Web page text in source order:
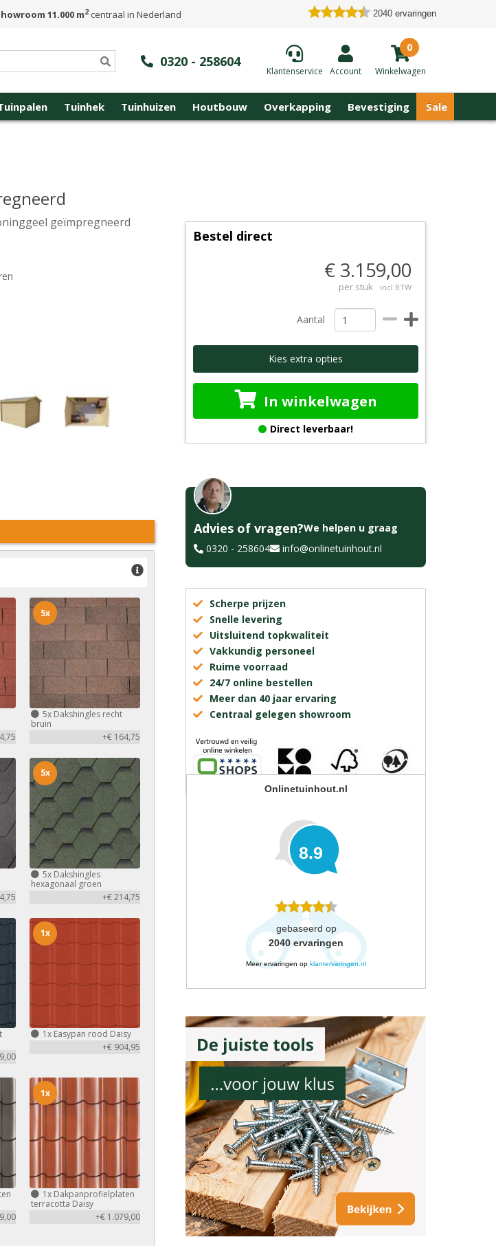
11.000 m2centraal in Nederland 2040 ervaringen
0320 - 258604
Klantenservice Account
0
Winkelwagen
Tuinhek Tuinhuizen Houtbouw Overkapping Bevestiging Sale
geïmpregneerd
5x Dakshingles recht
bruin
+€ 164,75
5x
5x Dakshingles
hexagonaal groen
+€ 214,75
5x
1x Easypan rood Daisy
+€ 904,95
1x
1x Dakpanprofielplaten
terracotta Daisy
+€ 1.079,00
1x
Bestel direct
€ 3.159,00
per stuk incl BTW
Aantal
Kies extra opties
In winkelwagen
Direct leverbaar!
Advies of vragen?We helpen u graag
0320 - 258604
info@onlinetuinhout.nl
Scherpe prijzen
Snelle levering
Uitsluitend topkwaliteit
Vakkundig personeel
Ruime voorraad
24/7 online bestellen
Meer dan 40 jaar ervaring
Centraal gelegen showroom
Onlinetuinhout.nl
8.9
gebaseerd op
2040 ervaringen
Meer ervaringen op klantervaringen.nl